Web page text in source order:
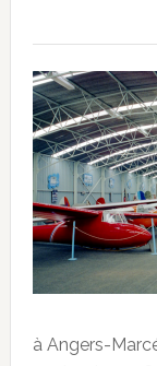
à Angers-